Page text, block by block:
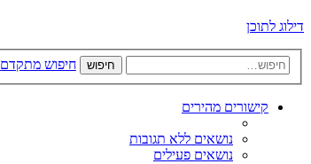
דילוג לתוכן
חיפוש חיפוש מתקדם
קישורים מהירים
נושאים ללא תגובות
נושאים פעילים